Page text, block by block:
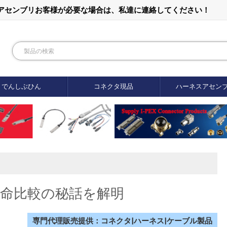
ンブリお客様が必要な場合は、私達に連絡してください！
でんしぶひん コネクタ現品 ハーネスアセン
比較の秘話を解明
専門代理販売提供：コネクタ|ハーネス|ケーブル製品